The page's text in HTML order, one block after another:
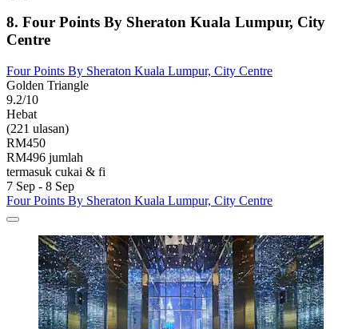
8. Four Points By Sheraton Kuala Lumpur, City
Centre
Four Points By Sheraton Kuala Lumpur, City Centre
Golden Triangle
9.2/10
Hebat
(221 ulasan)
RM450
RM496 jumlah
termasuk cukai & fi
7 Sep - 8 Sep
Four Points By Sheraton Kuala Lumpur, City Centre